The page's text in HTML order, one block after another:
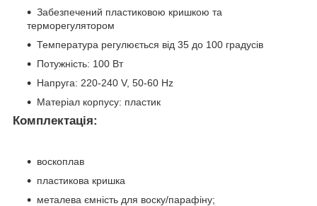
Забезпечений пластиковою кришкою та
терморегулятором
Температура регулюється від 35 до 100 градусів
Потужність: 100 Вт
Напруга: 220-240 V, 50-60 Hz
Матеріал корпусу: пластик
Комплектація:
воскоплав
пластикова кришка
металева ємність для воску/парафіну;